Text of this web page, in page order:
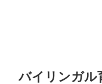
バイリンガル